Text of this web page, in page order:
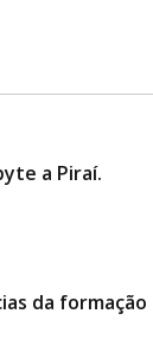
a Piraí.
da